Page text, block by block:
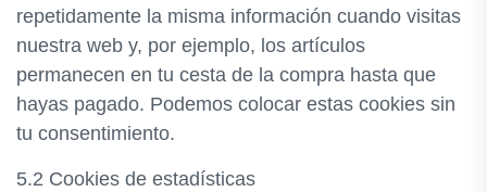
repetidamente la misma información cuando visitas
nuestra web y, por ejemplo, los artículos
permanecen en tu cesta de la compra hasta que
hayas pagado. Podemos colocar estas cookies sin
tu consentimiento.
5.2 Cookies de estadísticas